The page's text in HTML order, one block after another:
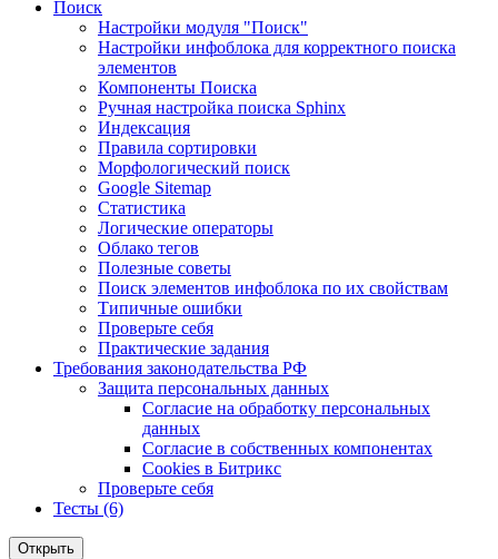
Поиск
Настройки модуля "Поиск"
Настройки инфоблока для корректного поиска
элементов
Компоненты Поиска
Ручная настройка поиска Sphinx
Индексация
Правила сортировки
Морфологический поиск
Google Sitemap
Статистика
Логические операторы
Облако тегов
Полезные советы
Поиск элементов инфоблока по их свойствам
Типичные ошибки
Проверьте себя
Практические задания
Требования законодательства РФ
Защита персональных данных
Согласие на обработку персональных
данных
Согласие в собственных компонентах
Cookies в Битрикс
Проверьте себя
Тесты (6)
Открыть